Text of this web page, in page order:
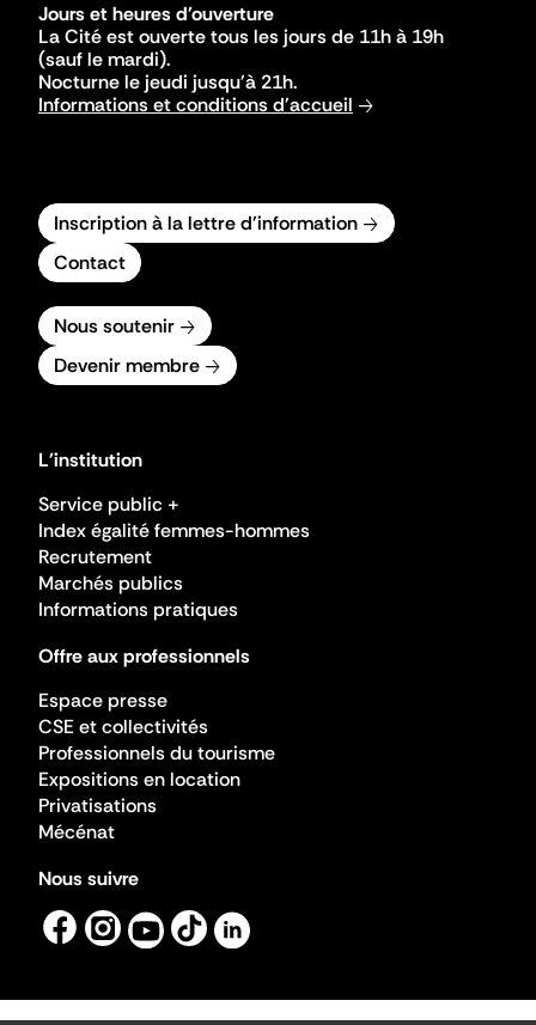
Jours et heures d'ouverture
La Cité est ouverte tous les jours de 11h à 19h
(sauf le mardi).
Nocturne le jeudi jusqu'à 21h.
Informations et conditions d'accueil
Inscription à la lettre d'information
Contact
Nous soutenir
Devenir membre
L'institution
Service public +
Index égalité femmes-hommes
Recrutement
Marchés publics
Informations pratiques
Offre aux professionnels
Espace presse
CSE et collectivités
Professionnels du tourisme
Expositions en location
Privatisations
Mécénat
Nous suivre